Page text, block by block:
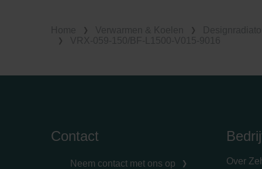
Contact
Neem contact met ons op
Over